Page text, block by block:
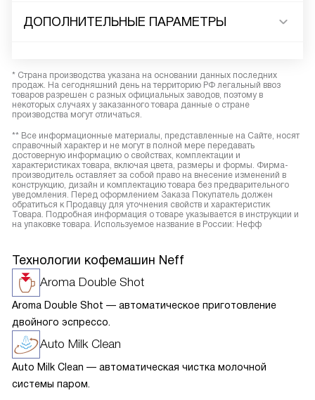
ДОПОЛНИТЕЛЬНЫЕ ПАРАМЕТРЫ
* Страна производства указана на основании данных последних
продаж. На сегодняшний день на территорию РФ легальный ввоз
товаров разрешен с разных официальных заводов, поэтому в
некоторых случаях у заказанного товара данные о стране
производства могут отличаться.
** Все информационные материалы, представленные на Сайте, носят
справочный характер и не могут в полной мере передавать
достоверную информацию о свойствах, комплектации и
характеристиках товара, включая цвета, размеры и формы. Фирма-
производитель оставляет за собой право на внесение изменений в
конструкцию, дизайн и комплектацию товара без предварительного
уведомления. Перед оформлением Заказа Покупатель должен
обратиться к Продавцу для уточнения свойств и характеристик
Товара. Подробная информация о товаре указывается в инструкции и
на упаковке товара. Используемое название в России: Нефф
Технологии кофемашин Neff
Aroma Double Shot
Aroma Double Shot — автоматическое приготовление
двойного эспрессо.
Auto Milk Clean
Auto Milk Clean — автоматическая чистка молочной
системы паром.